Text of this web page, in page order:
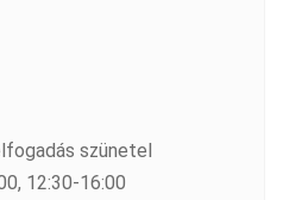
szünetel
12:30-16:00